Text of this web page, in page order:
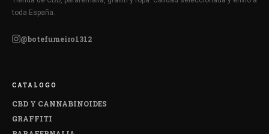
toda España.
@botefumeiro1312
CATALOGO
CBD Y CANNABINOIDES
GRAFFITI